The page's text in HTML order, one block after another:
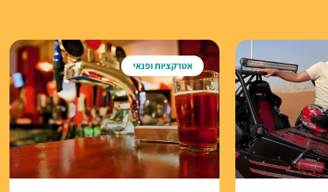
אטרקציות ופנאי